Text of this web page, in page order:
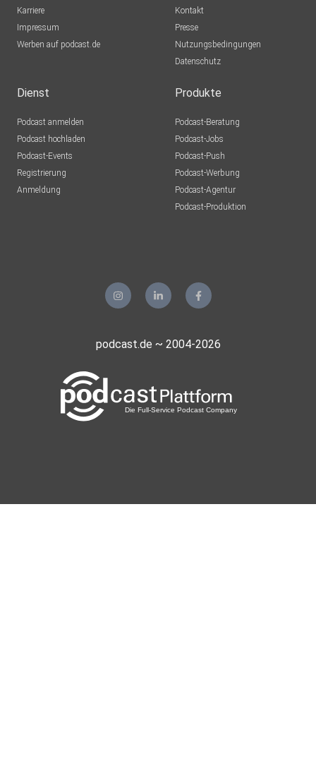
Karriere
Impressum
Werben auf podcast.de
Kontakt
Presse
Nutzungsbedingungen
Datenschutz
Dienst
Podcast anmelden
Podcast hochladen
Podcast-Events
Registrierung
Anmeldung
Produkte
Podcast-Beratung
Podcast-Jobs
Podcast-Push
Podcast-Werbung
Podcast-Agentur
Podcast-Produktion
podcast.de ~ 2004-2026